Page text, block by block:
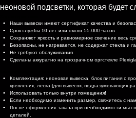
неоновой подсветки, которая будет
Наши вывески имеют сертификат качества и
Срок службы 10 лет или около 55.000 часов
Сохраняют яркость и равномерное свечение весь
Безопасны, не нагревается, не содержат стекла и
Не требуют обслуживания
Сделаны аккуратно на прозрачном оргстекле
Комплектация: неоновая вывеска, блок питания с
крепления, леска (для вывесок, подразумевающих
Использовать только внутри помещения!
Если необходимо изменить размер, свяжитесь с
После оформления заказа при необходимости мы
деталей.